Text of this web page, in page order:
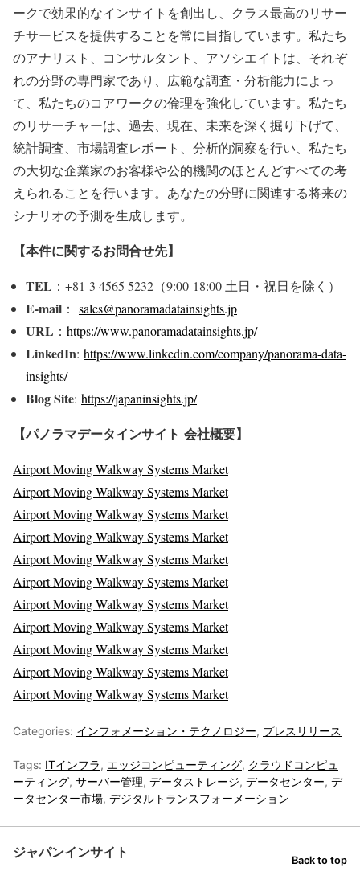
ークで効果的なインサイトを創出し、クラス最高のリサー
チサービスを提供することを常に目指しています。私たち
のアナリスト、コンサルタント、アソシエイトは、それぞ
れの分野の専門家であり、広範な調査・分析能力によっ
て、私たちのコアワークの倫理を強化しています。私たち
のリサーチャーは、過去、現在、未来を深く掘り下げて、
統計調査、市場調査レポート、分析的洞察を行い、私たち
の大切な企業家のお客様や公的機関のほとんどすべての考
えられることを行います。あなたの分野に関連する将来の
シナリオの予測を生成します。
【本件に関するお問合せ先】
TEL ：+81-3 4565 5232（9:00-18:00 土日・祝日を除く）
E-mail ： sales@panoramadatainsights.jp
URL ： https://www.panoramadatainsights.jp/
LinkedIn: https://www.linkedin.com/company/panorama-data-
insights/
Blog Site: https://japaninsights.jp/
【パノラマデータインサイト 会社概要】
Airport Moving Walkway Systems Market
Airport Moving Walkway Systems Market
Airport Moving Walkway Systems Market
Airport Moving Walkway Systems Market
Airport Moving Walkway Systems Market
Airport Moving Walkway Systems Market
Airport Moving Walkway Systems Market
Airport Moving Walkway Systems Market
Airport Moving Walkway Systems Market
Airport Moving Walkway Systems Market
Airport Moving Walkway Systems Market
Categories: インフォメーション・テクノロジー, プレスリリース
Tags: ITインフラ, エッジコンピューティング, クラウドコンピュ
ーティング, サーバー管理, データストレージ, データセンター, デ
ータセンター市場, デジタルトランスフォーメーション
ジャパンインサイト Back to top